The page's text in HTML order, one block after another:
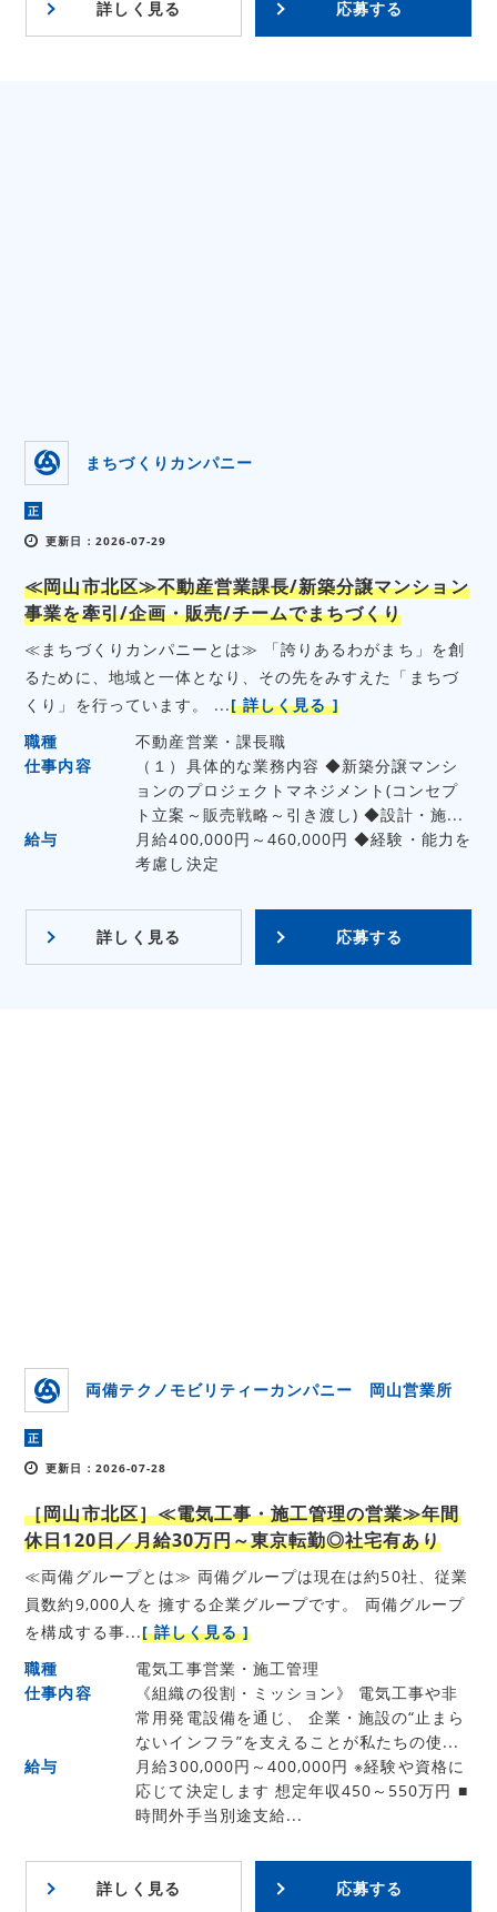
詳しく見る 応募する
まちづくりカンパニー
正
更新日：2026-07-29
≪岡山市北区≫不動産営業課長/新築分譲マンション
事業を牽引/企画・販売/チームでまちづくり
≪まちづくりカンパニーとは≫ 「誇りあるわがまち」を創
るために、地域と一体となり、その先をみすえた「まちづ
くり」を行っています。 ...[ 詳しく見る ]
職種
不動産営業・課長職
仕事内容
（１）具体的な業務内容 ◆新築分譲マンシ
ョンのプロジェクトマネジメント(コンセプ
ト立案～販売戦略～引き渡し) ◆設計・施...
給与
月給400,000円～460,000円 ◆経験・能力を
考慮し決定
詳しく見る 応募する
両備テクノモビリティーカンパニー 岡山営業所
正
更新日：2026-07-28
［岡山市北区］≪電気工事・施工管理の営業≫年間
休日120日／月給30万円～東京転勤◎社宅有あり
≪両備グループとは≫ 両備グループは現在は約50社、従業
員数約9,000人を 擁する企業グループです。 両備グループ
を構成する事...[ 詳しく見る ]
職種
電気工事営業・施工管理
仕事内容
《組織の役割・ミッション》 電気工事や非
常用発電設備を通じ、 企業・施設の“止まら
ないインフラ”を支えることが私たちの使...
給与
月給300,000円～400,000円 ※経験や資格に
応じて決定します 想定年収450～550万円 ■
時間外手当別途支給...
詳しく見る 応募する